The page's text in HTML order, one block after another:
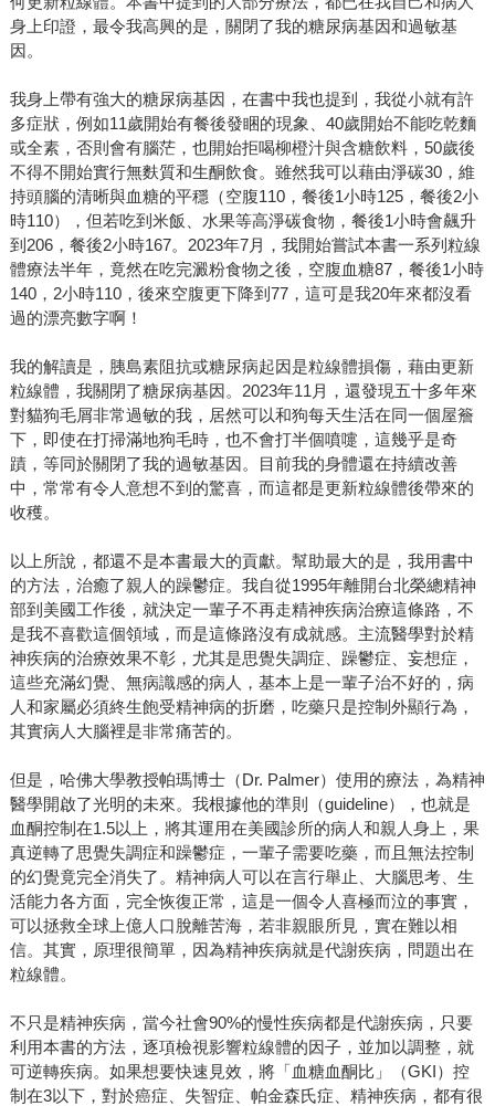
身上印證，最令我高興的是，關閉了我的糖尿病基因和過敏基
因。
我身上帶有強大的糖尿病基因，在書中我也提到，我從小就有許
多症狀，例如11歲開始有餐後發睏的現象、40歲開始不能吃乾麵
或全素，否則會有腦茫，也開始拒喝柳橙汁與含糖飲料，50歲後
不得不開始實行無麩質和生酮飲食。雖然我可以藉由淨碳30，維
持頭腦的清晰與血糖的平穩（空腹110，餐後1小時125，餐後2小
時110），但若吃到米飯、水果等高淨碳食物，餐後1小時會飆升
到206，餐後2小時167。2023年7月，我開始嘗試本書一系列粒線
體療法半年，竟然在吃完澱粉食物之後，空腹血糖87，餐後1小時
140，2小時110，後來空腹更下降到77，這可是我20年來都沒看
過的漂亮數字啊！
我的解讀是，胰島素阻抗或糖尿病起因是粒線體損傷，藉由更新
粒線體，我關閉了糖尿病基因。2023年11月，還發現五十多年來
對貓狗毛屑非常過敏的我，居然可以和狗每天生活在同一個屋簷
下，即使在打掃滿地狗毛時，也不會打半個噴嚏，這幾乎是奇
蹟，等同於關閉了我的過敏基因。目前我的身體還在持續改善
中，常常有令人意想不到的驚喜，而這都是更新粒線體後帶來的
收穫。
以上所說，都還不是本書最大的貢獻。幫助最大的是，我用書中
的方法，治癒了親人的躁鬱症。我自從1995年離開台北榮總精神
部到美國工作後，就決定一輩子不再走精神疾病治療這條路，不
是我不喜歡這個領域，而是這條路沒有成就感。主流醫學對於精
神疾病的治療效果不彰，尤其是思覺失調症、躁鬱症、妄想症，
這些充滿幻覺、無病識感的病人，基本上是一輩子治不好的，病
人和家屬必須終生飽受精神病的折磨，吃藥只是控制外顯行為，
其實病人大腦裡是非常痛苦的。
但是，哈佛大學教授帕瑪博士（Dr. Palmer）使用的療法，為精神
醫學開啟了光明的未來。我根據他的準則（guideline），也就是
血酮控制在1.5以上，將其運用在美國診所的病人和親人身上，果
真逆轉了思覺失調症和躁鬱症，一輩子需要吃藥，而且無法控制
的幻覺竟完全消失了。精神病人可以在言行舉止、大腦思考、生
活能力各方面，完全恢復正常，這是一個令人喜極而泣的事實，
可以拯救全球上億人口脫離苦海，若非親眼所見，實在難以相
信。其實，原理很簡單，因為精神疾病就是代謝疾病，問題出在
粒線體。
不只是精神疾病，當今社會90%的慢性疾病都是代謝疾病，只要
利用本書的方法，逐項檢視影響粒線體的因子，並加以調整，就
可逆轉疾病。如果想要快速見效，將「血糖血酮比」（GKI）控
制在3以下，對於癌症、失智症、帕金森氏症、精神疾病，都有很